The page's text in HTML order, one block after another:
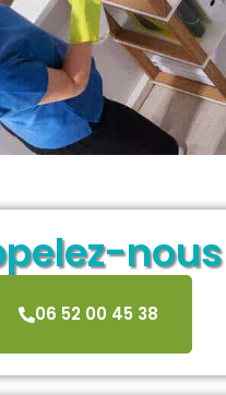
nous
06 52 00 45 38